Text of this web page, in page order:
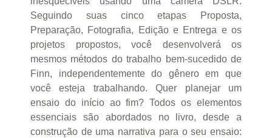
Seguindo suas cinco etapas Proposta,
Preparação, Fotografia, Edição e Entrega e os
projetos propostos, você desenvolverá os
mesmos métodos do trabalho bem-sucedido de
Finn, independentemente do gênero em que
você esteja trabalhando. Quer planejar um
ensaio do início ao fim? Todos os elementos
essenciais são abordados no livro, desde a
construção de uma narrativa para o seu ensaio: